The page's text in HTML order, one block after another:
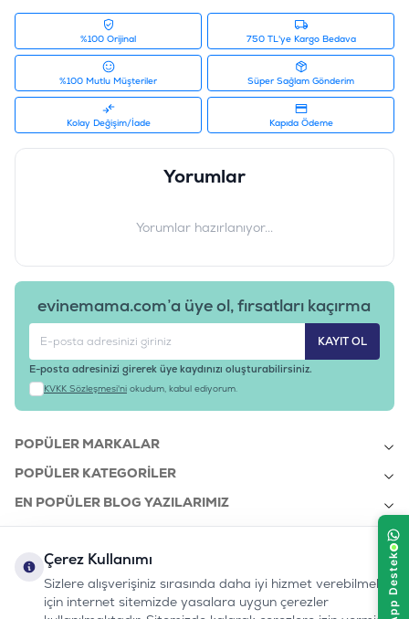
%100 Orijinal 750 TL'ye Kargo Bedava
%100 Mutlu Müşteriler Süper Sağlam Gönderim
Kolay Değişim/İade Kapıda Ödeme
Yorumlar
Yorumlar hazırlanıyor...
evinemama.com’a üye ol, fırsatları kaçırma
KAYIT OL
E-posta adresinizi girerek üye kaydınızı oluşturabilirsiniz.
KVKK Sözleşmesi'ni okudum, kabul ediyorum.
POPÜLER MARKALAR
POPÜLER KATEGORILER
EN POPÜLER BLOG YAZILARIMIZ
KURUMSAL
Çerez Kullanımı
Sizlere alışverişiniz sırasında daha iyi hizmet verebilmek
için internet sitemizde yasalara uygun çerezler